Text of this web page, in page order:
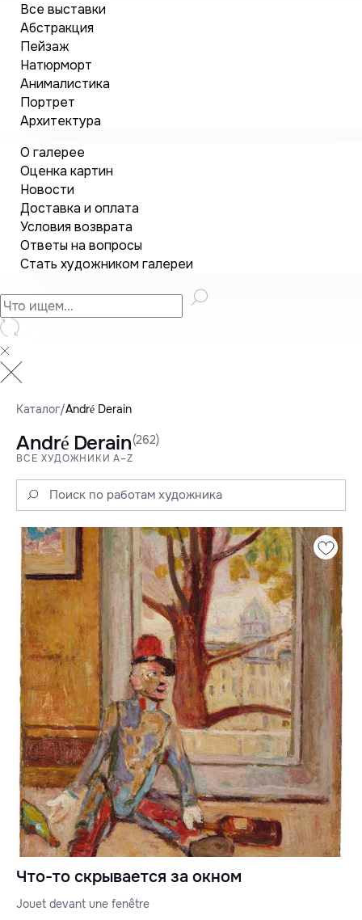
Все выставки
Абстракция
Пейзаж
Натюрморт
Анималистика
Портрет
Архитектура
О галерее
Оценка картин
Новости
Доставка и оплата
Условия возврата
Ответы на вопросы
Стать художником галереи
Каталог/André Derain
André Derain(262)
ВСЕ ХУДОЖНИКИ A–Z
Что-то скрывается за окном
Jouet devant une fenêtre